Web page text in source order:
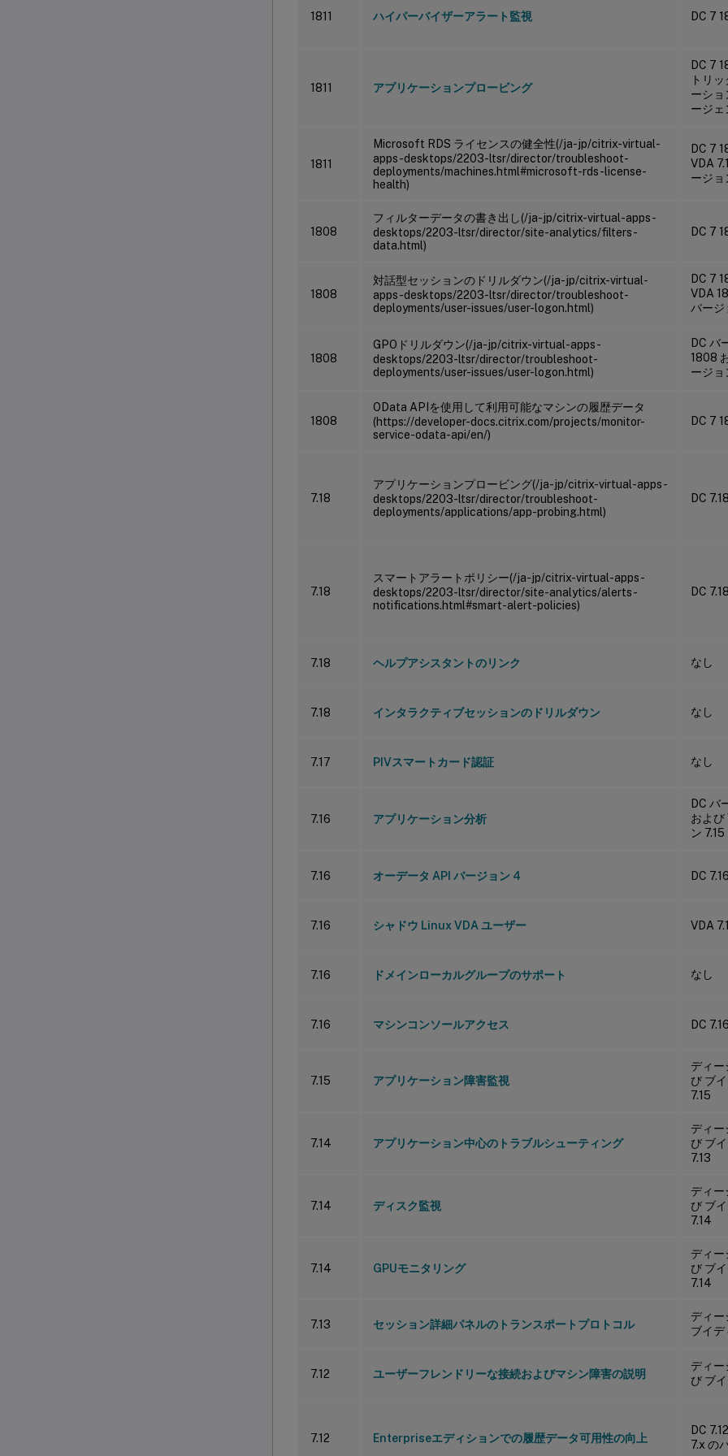
1811 ハイパーバイザーアラート監視 DC 7
1811 アプリケーションプロービング
DC 7
トリ
ーショ
ージェ
1811
Microsoft RDS ライセンスの健全性(/ja-jp/citrix-virtual-
apps-desktops/2203-ltsr/director/troubleshoot-
deployments/machines.html#microsoft-rds-license-
health)
DC 7
VDA
ージョ
1808
フィルターデータの書き出し(/ja-jp/citrix-virtual-apps-
desktops/2203-ltsr/director/site-analytics/filters-
data.html)
DC 7
1808
対話型セッションのドリルダウン(/ja-jp/citrix-virtual-
apps-desktops/2203-ltsr/director/troubleshoot-
deployments/user-issues/user-logon.html)
DC 7
VDA
バージ
1808
GPOドリルダウン(/ja-jp/citrix-virtual-apps-
desktops/2203-ltsr/director/troubleshoot-
deployments/user-issues/user-logon.html)
DC バ
1808
ージ
1808
OData APIを使用して利用可能なマシンの履歴データ
(https://developer-docs.citrix.com/projects/monitor-
service-odata-api/en/)
DC 7
7.18
アプリケーションプロービング(/ja-jp/citrix-virtual-apps-
desktops/2203-ltsr/director/troubleshoot-
deployments/applications/app-probing.html)
DC
7.18
スマートアラートポリシー(/ja-jp/citrix-virtual-apps-
desktops/2203-ltsr/director/site-analytics/alerts-
notifications.html#smart-alert-policies)
DC
7.18 ヘルプアシスタントのリンク なし
7.18 インタラクティブセッションのドリルダウン なし
7.17 PIVスマートカード認証 なし
7.16 アプリケーション分析
DC バ
および
ン 7.15
7.16 オーデータ API バージョン 4 DC
7.16 シャドウ Linux VDA ユーザー VDA
7.16 ドメインローカルグループのサポート なし
7.16 マシンコンソールアクセス DC
7.15 アプリケーション障害監視
ディー
び ブ
7.15
7.14 アプリケーション中心のトラブルシューティング
ディー
び ブ
7.13
7.14 ディスク監視
ディー
び ブ
7.14
7.14 GPUモニタリング
ディー
び ブ
7.14
7.13 セッション詳細パネルのトランスポートプロトコル
ディー
ブイデ
7.12 ユーザーフレンドリーな接続およびマシン障害の説明
ディー
び ブ
7.12 Enterpriseエディションでの履歴データ可用性の向上
DC
7.x の